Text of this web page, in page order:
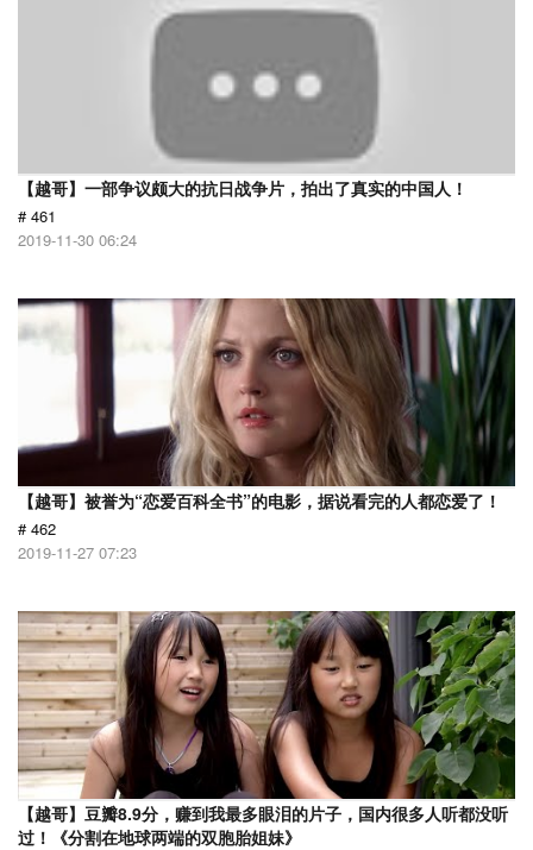
【越哥】一部争议颇大的抗日战争片，拍出了真实的中国人！
# 461
2019-11-30 06:24
【越哥】被誉为“恋爱百科全书”的电影，据说看完的人都恋爱了！
# 462
2019-11-27 07:23
【越哥】豆瓣8.9分，赚到我最多眼泪的片子，国内很多人听都没听
过！《分割在地球两端的双胞胎姐妹》